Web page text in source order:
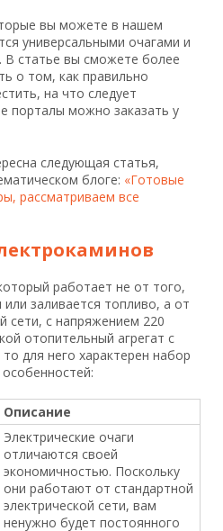
вы можете в нашем
универсальными очагами и
статье вы сможете более
о том, как правильно
на что следует
порталы можно заказать у
следующая статья,
блоге: «Готовые
рассматриваем все
работает не от того,
заливается топливо, а от
сети, с напряжением 220
отопительный агрегат с
для него характерен набор
Описание
Электрические очаги
отличаются своей
экономичностью. Поскольку
они работают от стандартной
электрической сети, вам
ненужно будет постоянного